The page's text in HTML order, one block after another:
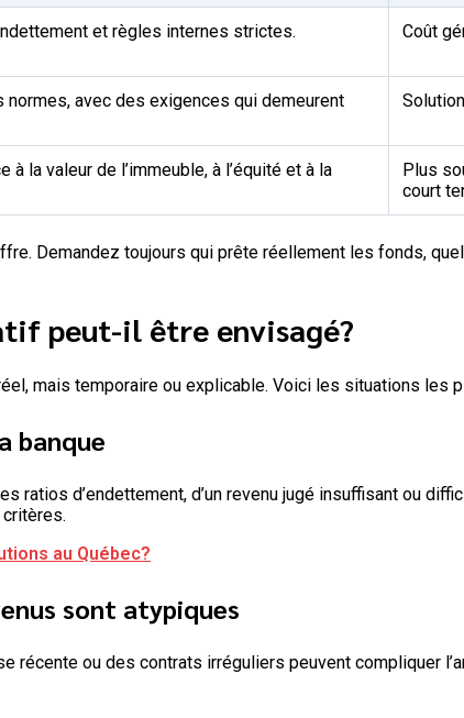
et règles internes strictes. Coût
avec des exigences qui demeurent
la valeur de l’immeuble, à l’équité et à la
Plus
court
Demandez toujours qui prête réellement les fonds,
peut-il être envisagé?
mais temporaire ou explicable. Voici les situations les
banque
ratios d’endettement, d’un revenu jugé insuffisant ou
au Québec?
sont atypiques
récente ou des contrats irréguliers peuvent compliquer